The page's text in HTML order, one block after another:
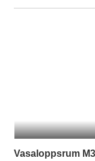
Vasaloppsrum